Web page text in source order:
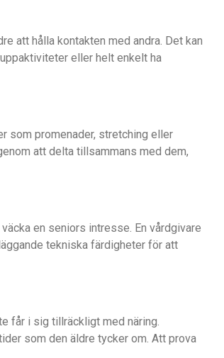
att hålla kontakten med andra. Det kan
eller helt enkelt ha
som promenader, stretching eller
att delta tillsammans med dem,
en seniors intresse. En vårdgivare
tekniska färdigheter för att
får i sig tillräckligt med näring.
som den äldre tycker om. Att prova